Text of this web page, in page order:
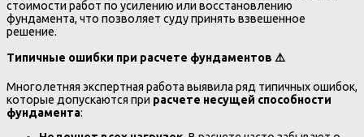
стоимости работ по усилению или восстановлению
фундамента, что позволяет суду принять взвешенное
решение.
Типичные ошибки при расчете фундаментов ⚠️
Многолетняя экспертная работа выявила ряд типичных ошибок,
которые допускаются при расчете несущей способности
фундамента: